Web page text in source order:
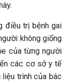
điều trị bệnh gai
không giống
của từng người
các cơ sở y tế
trình của bác